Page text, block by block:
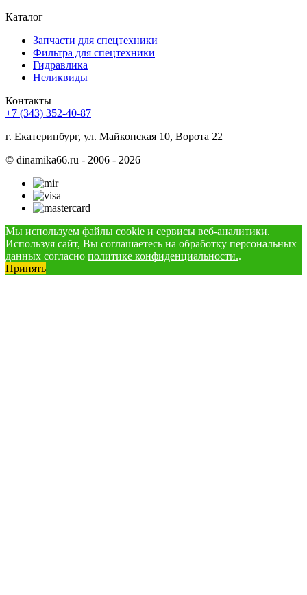
Каталог
Запчасти для спецтехники
Фильтра для спецтехники
Гидравлика
Неликвиды
Контакты
+7 (343) 352-40-87
г. Екатеринбург, ул. Майкопская 10, Ворота 22
© dinamika66.ru - 2006 - 2026
Мы используем файлы cookie и сервисы веб-аналитики.
Используя сайт, Вы соглашаетесь на обработку персональных
данных согласно политике конфиденциальности..
Принять